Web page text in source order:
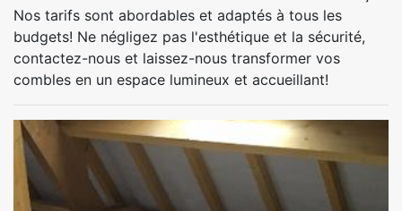
Nos tarifs sont abordables et adaptés à tous les
budgets! Ne négligez pas l'esthétique et la sécurité,
contactez-nous et laissez-nous transformer vos
combles en un espace lumineux et accueillant!